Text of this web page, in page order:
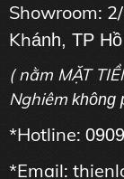
Showroom:
Khánh, TP
( nằm MẶT
Nghiêm không
*Hotline:
*Email: